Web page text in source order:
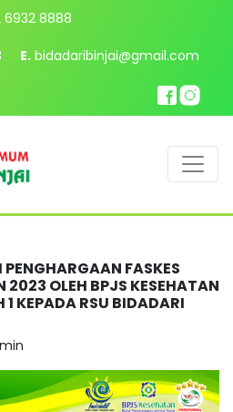
6932 8888
E. bidadaribinjai@gmail.com
FASKES
2023 OLEH BPJS KESEHATAN
KEPADA RSU BIDADARI